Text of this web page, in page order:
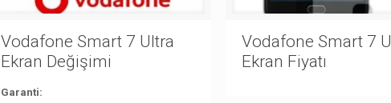
Vodafone Smart 7 Ultra
Ekran Değişimi
Garanti:
Vodafone Smart 7
Ekran Fiyatı